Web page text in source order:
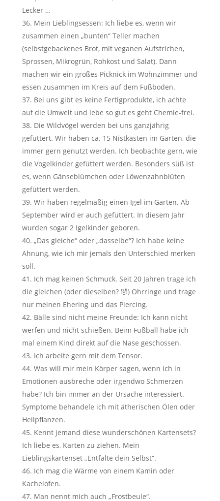
Lecker …
Mein Lieblingsessen: Ich liebe es, wenn wir
zusammen einen „bunten“ Teller machen
(selbstgebackenes Brot, mit veganen Aufstrichen,
Sprossen, Mikrogrün, Rohkost und Salat). Dann
machen wir ein großes Picknick im Wohnzimmer und
essen zusammen im Kreis auf dem Fußboden.
Bei uns gibt es keine Fertigprodukte, ich achte
auf die Umwelt und lebe so gut es geht Chemie-frei.
Die Wildvögel werden bei uns ganzjährig
gefüttert. Wir haben ca. 15 Nistkästen im Garten, die
immer gern genutzt werden. Ich beobachte gern, wie
die Vogelkinder gefüttert werden. Besonders süß ist
es, wenn Gänseblümchen oder Löwenzahnblüten
gefüttert werden.
Wir haben regelmäßig einen Igel im Garten. Ab
September wird er auch gefüttert. In diesem Jahr
wurden sogar 2 Igelkinder geboren.
„Das gleiche“ oder „dasselbe“? Ich habe keine
Ahnung, wie ich mir jemals den Unterschied merken
soll.
Ich mag keinen Schmuck. Seit 20 Jahren trage ich
die gleichen (oder dieselben? 🤣) Ohrringe und trage
nur meinen Ehering und das Piercing.
Bälle sind nicht meine Freunde: Ich kann nicht
werfen und nicht schießen. Beim Fußball habe ich
mal einem Kind direkt auf die Nase geschossen.
Ich arbeite gern mit dem Tensor.
Was will mir mein Körper sagen, wenn ich in
Emotionen ausbreche oder irgendwo Schmerzen
habe? Ich bin immer an der Ursache interessiert.
Symptome behandele ich mit ätherischen Ölen oder
Heilpflanzen.
Kennt jemand diese wunderschönen Kartensets?
Ich liebe es, Karten zu ziehen. Mein
Lieblingskartenset „Entfalte dein Selbst“.
Ich mag die Wärme von einem Kamin oder
Kachelofen.
Man nennt mich auch „Frostbeule“.